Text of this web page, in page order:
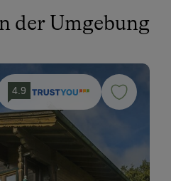
der Umgebung
4.9